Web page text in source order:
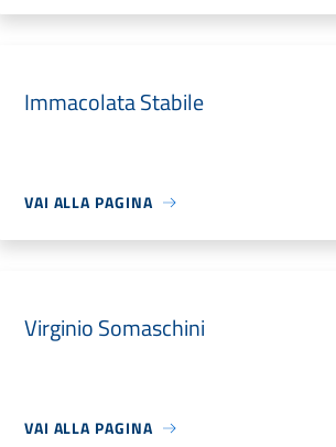
Immacolata Stabile
VAI ALLA PAGINA
Virginio Somaschini
VAI ALLA PAGINA